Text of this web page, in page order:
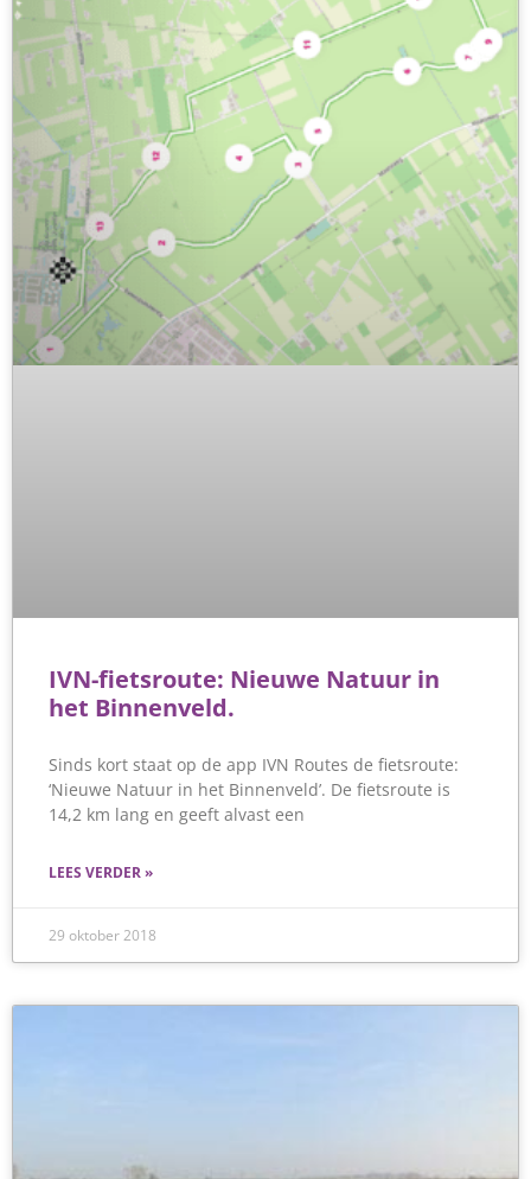
IVN-fietsroute: Nieuwe Natuur in
het Binnenveld.
Sinds kort staat op de app IVN Routes de fietsroute:
‘Nieuwe Natuur in het Binnenveld’. De fietsroute is
14,2 km lang en geeft alvast een
LEES VERDER »
29 oktober 2018